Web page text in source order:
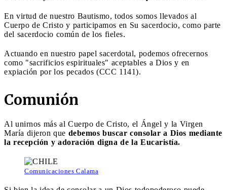
En virtud de nuestro Bautismo, todos somos llevados al
Cuerpo de Cristo y participamos en Su sacerdocio, como parte
del sacerdocio común de los fieles.
Actuando en nuestro papel sacerdotal, podemos ofrecernos
como "sacrificios espirituales" aceptables a Dios y en
expiación por los pecados (CCC 1141).
Comunión
Al unirnos más al Cuerpo de Cristo, el Ángel y la Virgen
María dijeron que debemos buscar consolar a Dios mediante
la recepción y adoración digna de la Eucaristía.
Comunicaciones Calama